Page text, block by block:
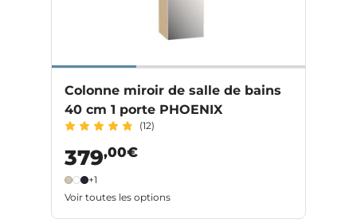
Colonne miroir de salle de bains
40 cm 1 porte PHOENIX
(12)
379,00€
+1
Voir toutes les options